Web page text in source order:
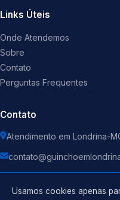
Links Úteis
Onde Atendemos
Sobre
Contato
Perguntas Frequentes
Contato
Atendimento em Londrina-
Usamos cookies apenas